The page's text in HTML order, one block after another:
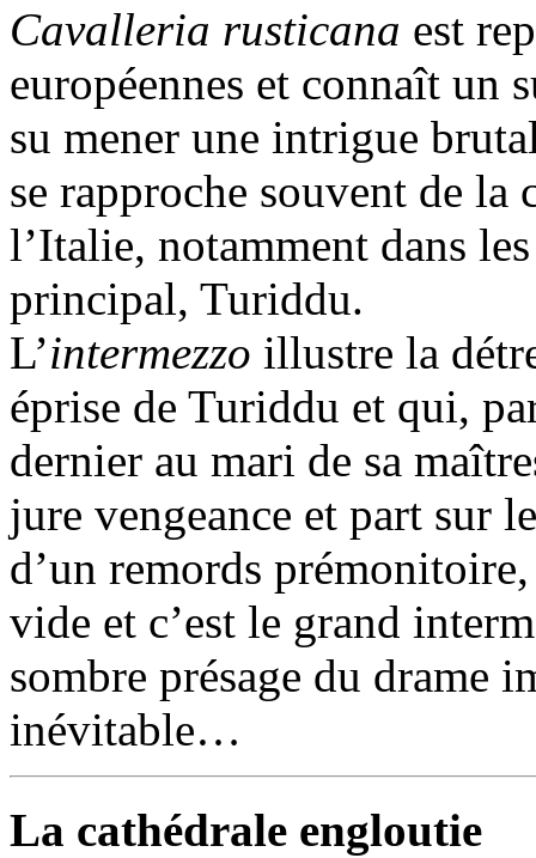
Cavalleria rusticana est
européennes et connaît un
su mener une intrigue
se rapproche souvent de la
l’Italie, notamment dans
principal, Turiddu.
L’intermezzo illustre la
éprise de Turiddu et qui,
dernier au mari de sa
jure vengeance et part sur
d’un remords
vide et c’est le grand
sombre présage du drame
inévitable…
La cathédrale engloutie